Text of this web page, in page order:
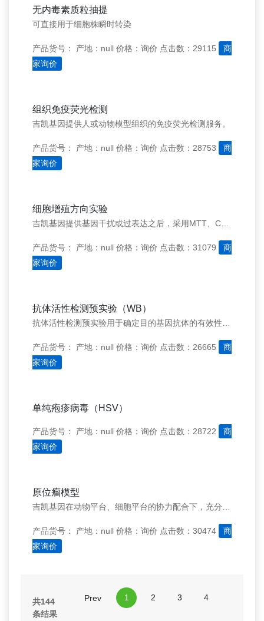
无内毒素质粒抽提
可直接用于细胞株瞬时转染
产品货号： 产地：null 价格：询价 点击数：29115
商
家询价
组织免疫荧光检测
吉凯基因提供人或动物模型组织的免疫荧光检测服务。
产品货号： 产地：null 价格：询价 点击数：28753
商
家询价
细胞增殖方向实验
产品货号： 产地：null 价格：询价 点击数：31079
商
家询价
抗体活性检测预实验（WB）
产品货号： 产地：null 价格：询价 点击数：26665
商
家询价
单纯疱疹病毒（HSV）
产品货号： 产地：null 价格：询价 点击数：28722
商
家询价
原位瘤模型
产品货号： 产地：null 价格：询价 点击数：30474
商
家询价
共144
条结果
Prev 1 2 3 4